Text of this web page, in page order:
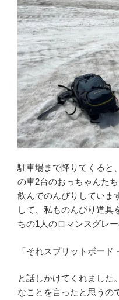
駐車場まで降りてくると
の車2台のおっちゃんた
飲んでのんびりしていま
して、私ものんびり道具
ちの1人のロマンスグレー
「それスプリットボード
と話しかけてくれました
なことを言ったと思うの